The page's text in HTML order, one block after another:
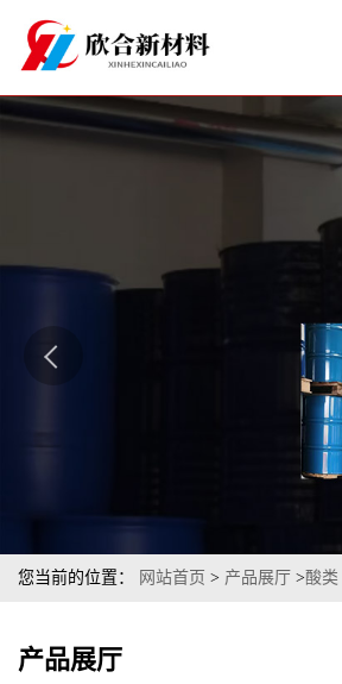
您当前的位置： 网站首页 > 产品展厅 >酸类
产品展厅